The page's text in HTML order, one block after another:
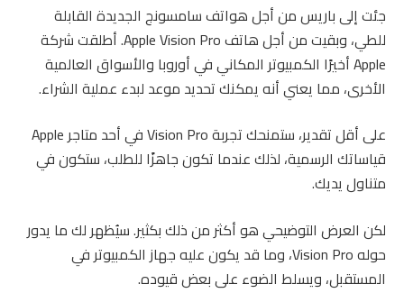
جئت إلى باريس من أجل هواتف سامسونج الجديدة القابلة
للطي، وبقيت من أجل هاتف Apple Vision Pro. أطلقت شركة
Apple أخيرًا الكمبيوتر المكاني في أوروبا والأسواق العالمية
الأخرى، مما يعني أنه يمكنك تحديد موعد لبدء عملية الشراء.
على أقل تقدير، ستمنحك تجربة Vision Pro في أحد متاجر Apple
قياساتك الرسمية، لذلك عندما تكون جاهزًا للطلب، ستكون في
متناول يديك.
لكن العرض التوضيحي هو أكثر من ذلك بكثير. سيُظهر لك ما يدور
حوله Vision Pro، وما قد يكون عليه جهاز الكمبيوتر في
المستقبل، ويسلط الضوء على بعض قيوده.